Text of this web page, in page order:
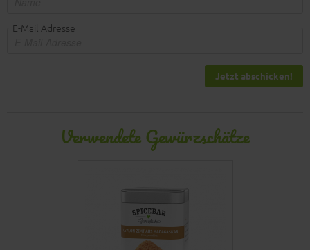
E-Mail Adresse
Jetzt abschicken!
Verwendete Gewürzschätze